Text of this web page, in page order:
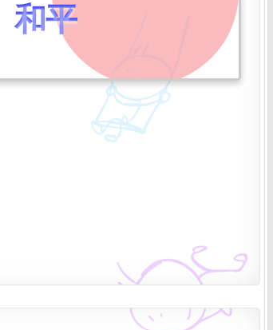
和平